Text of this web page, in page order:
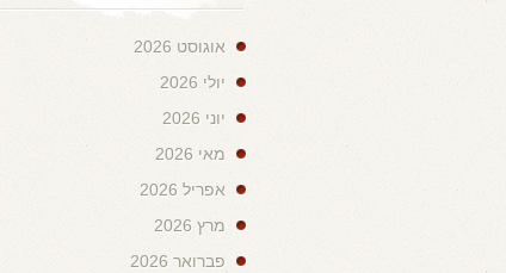
אוגוסט 2026
יולי 2026
יוני 2026
מאי 2026
אפריל 2026
מרץ 2026
פברואר 2026